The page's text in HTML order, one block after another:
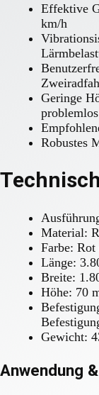
Effektive
km/h
Geringe
Robustes
Material:
Farbe:
Länge:
Breite:
Höhe: 70
Gewicht:
Anwendung